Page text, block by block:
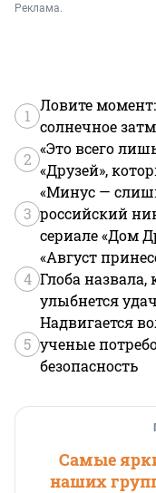
Реклама.
1
Ловите
солнечное
2
«Это всего
«Друзей»,
3
«Минус —
российский
сериале «Дом
4
«Август
Глоба назвала,
улыбнется
5
Надвигается
ученые
безопасность
Самые
наших